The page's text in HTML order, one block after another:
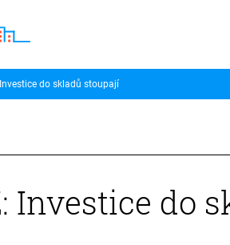
Investice do skladů stoupají
Investice do